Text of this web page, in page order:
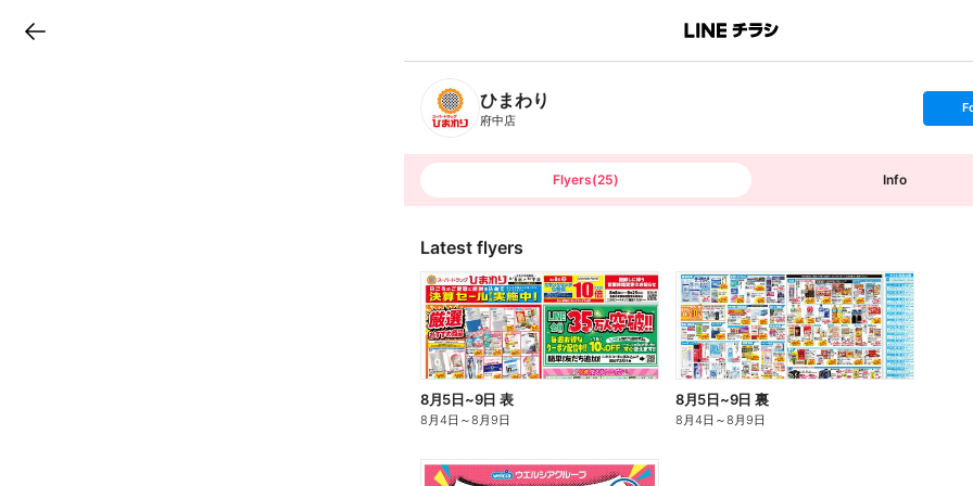
B
n
T
ひまわり
府中店
s
t
o
Flyers(25) Info
Latest flyers
8月5日~9日 表
8月4日 ～8月9日
8月5日~9日 裏
8月4日 ～8月9日